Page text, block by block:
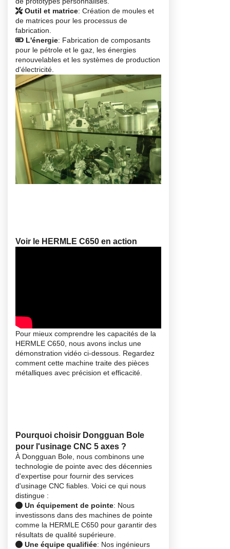
Outil et matrice: Création de moules et
de matrices pour les processus de
fabrication.
L'énergie: Fabrication de composants
pour le pétrole et le gaz, les énergies
renouvelables et les systèmes de production
d'électricité.
Voir le HERMLE C650 en action
Pour mieux comprendre les capacités de la
HERMLE C650, nous avons inclus une
démonstration vidéo ci-dessous. Regardez
comment cette machine traite des pièces
métalliques avec précision et efficacité.
Pourquoi choisir Dongguan Bole
pour l'usinage CNC 5 axes ?
À Dongguan Bole, nous combinons une
technologie de pointe avec des décennies
d'expertise pour fournir des services
d'usinage CNC fiables. Voici ce qui nous
distingue :
Un équipement de pointe: Nous
investissons dans des machines de pointe
comme la HERMLE C650 pour garantir des
résultats de qualité supérieure.
Une équipe qualifiée: Nos ingénieurs